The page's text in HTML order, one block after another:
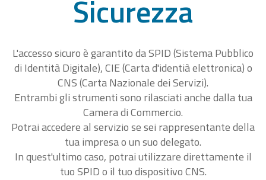
Sicurezza
L'accesso sicuro è garantito da SPID (Sistema Pubblico
di Identità Digitale), CIE (Carta d'identià elettronica) o
CNS (Carta Nazionale dei Servizi).
Entrambi gli strumenti sono rilasciati anche dalla tua
Camera di Commercio.
Potrai accedere al servizio se sei rappresentante della
tua impresa o un suo delegato.
In quest'ultimo caso, potrai utilizzare direttamente il
tuo SPID o il tuo dispositivo CNS.